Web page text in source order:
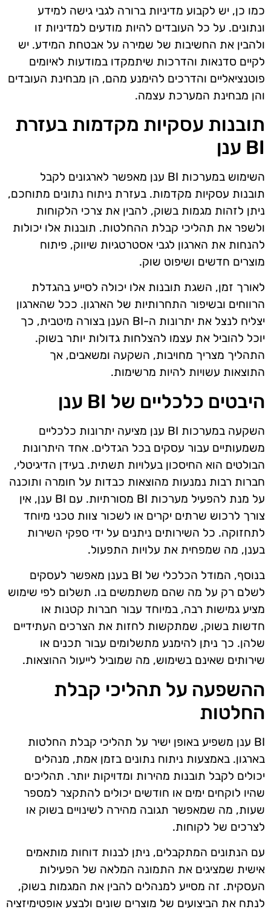
כמו כן, יש לקבוע מדיניות ברורה לגבי גישה למידע
ונתונים. על כל העובדים להיות מודעים למדיניות זו
ולהבין את החשיבות של שמירה על אבטחת המידע. יש
לקיים סדנאות והדרכות שיתמקדו במודעות לאיומים
פוטנציאליים והדרכים להימנע מהם, הן מבחינת העובדים
והן מבחינת המערכת עצמה.
תובנות עסקיות מקדמות בעזרת
BI ענן
השימוש במערכות BI ענן מאפשר לארגונים לקבל
תובנות עסקיות מקדמות. בעזרת ניתוח נתונים מתוחכם,
ניתן לזהות מגמות בשוק, להבין את צרכי הלקוחות
ולשפר את תהליכי קבלת ההחלטות. תובנות אלו יכולות
להנחות את הארגון לגבי אסטרטגיות שיווק, פיתוח
מוצרים חדשים ושיפוט שוק.
לאורך זמן, השגת תובנות אלו יכולה לסייע בהגדלת
הרווחים ובשיפור התחרותיות של הארגון. ככל שהארגון
יצליח לנצל את יתרונות ה-BI הענן בצורה מיטבית, כך
יוכל להוביל את עצמו להצלחות גדולות יותר בשוק.
התהליך מצריך מחויבות, השקעה ומשאבים, אך
התוצאות עשויות להיות מרשימות.
היבטים כלכליים של BI ענן
השקעה במערכות BI ענן מציעה יתרונות כלכליים
משמעותיים עבור עסקים בכל הגדלים. אחד היתרונות
הבולטים הוא החיסכון בעלויות תשתית. בעידן הדיגיטלי,
חברות רבות נמנעות מהוצאות כבדות על חומרה ותוכנה
על מנת להפעיל מערכות BI מסורתיות. עם BI ענן, אין
צורך לרכוש שרתים יקרים או לשכור צוות טכני מיוחד
לתחזוקה. כל השירותים ניתנים על ידי ספקי השירות
בענן, מה שמפחית את עלויות התפעול.
בנוסף, המודל הכלכלי של BI בענן מאפשר לעסקים
לשלם רק על מה שהם משתמשים בו. תשלום לפי שימוש
מציע גמישות רבה, במיוחד עבור חברות קטנות או
חדשות בשוק, שמתקשות לחזות את הצרכים העתידיים
שלהן. כך ניתן להימנע מתשלומים עבור תכנים או
שירותים שאינם בשימוש, מה שמוביל לייעול ההוצאות.
ההשפעה על תהליכי קבלת
החלטות
BI ענן משפיע באופן ישיר על תהליכי קבלת החלטות
בארגון. באמצעות ניתוח נתונים בזמן אמת, מנהלים
יכולים לקבל תובנות מהירות ומדויקות יותר. תהליכים
שהיו לוקחים ימים או חודשים יכולים להתקצר למספר
שעות, מה שמאפשר תגובה מהירה לשינויים בשוק או
לצרכים של לקוחות.
עם הנתונים המתקבלים, ניתן לבנות דוחות מותאמים
אישית שמציגים את התמונה המלאה של הפעילות
העסקית. זה מסייע למנהלים להבין את המגמות בשוק,
לנתח את הביצועים של מוצרים שונים ולבצע אופטימיזציה